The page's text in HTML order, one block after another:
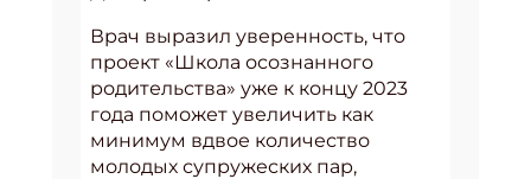
Врач выразил уверенность, что
проект «Школа осознанного
родительства» уже к концу 2023
года поможет увеличить как
минимум вдвое количество
молодых супружеских пар,